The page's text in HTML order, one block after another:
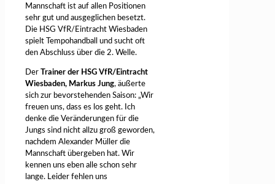
Mannschaft ist auf allen Positionen
sehr gut und ausgeglichen besetzt.
Die HSG VfR/Eintracht Wiesbaden
spielt Tempohandball und sucht oft
den Abschluss über die 2. Welle.
Der Trainer der HSG VfR/Eintracht
Wiesbaden, Markus Jung, äußerte
sich zur bevorstehenden Saison: „Wir
freuen uns, dass es los geht. Ich
denke die Veränderungen für die
Jungs sind nicht allzu groß geworden,
nachdem Alexander Müller die
Mannschaft übergeben hat. Wir
kennen uns eben alle schon sehr
lange. Leider fehlen uns